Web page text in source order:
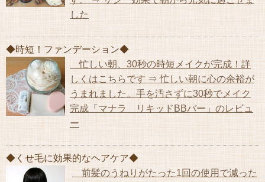
した
◆時短！ファンデーション◆
忙しい朝、30秒の時短メイクが完成！詳
しくはこちらです ⇒ 忙しい朝に心の余裕が
うまれました。手を汚さずに30秒でメイク
完成「マナラ リキッドBBバー」のレビュ
ー
◆くせ毛に効果的なヘアケア◆
前髪のうねりがたった1回の使用で減った